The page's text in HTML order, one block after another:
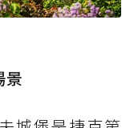
景